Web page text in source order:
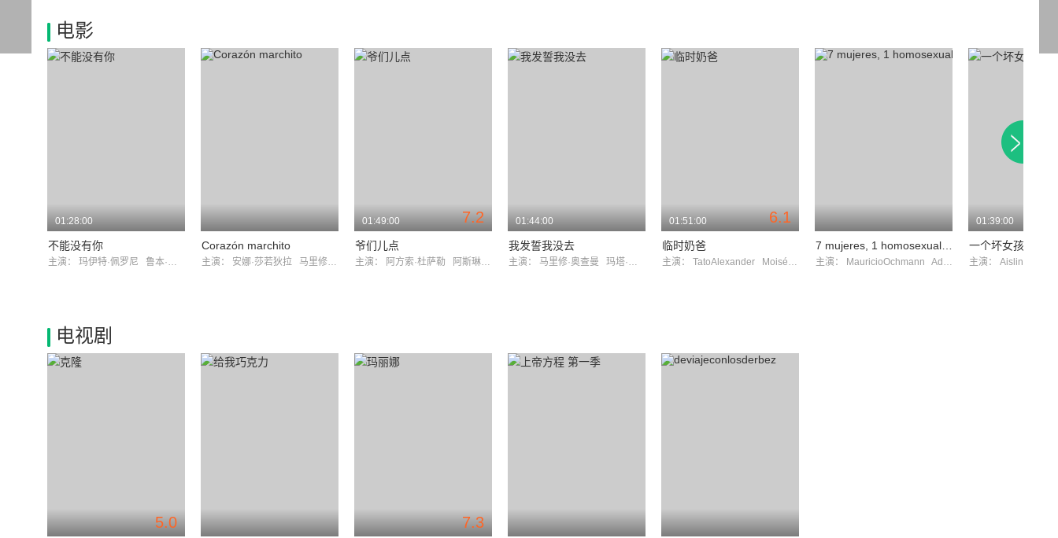
电影
01:28:00
不能没有你
主演： 玛伊特·佩罗尼 鲁本·奥查迪亚诺
Corazón marchito
主演： 安娜·莎若狄拉 马里修·奥查曼
7.2
01:49:00
爷们儿点
主演： 阿方索·杜萨勒 阿斯琳·德尔贝
01:44:00
我发誓我没去
主演： 马里修·奥查曼 玛塔·哈扎斯
6.1
01:51:00
临时奶爸
主演： TatoAlexander MoisésArizmendi 主演： MauricioOchmann AdrianaFonseca
01:39:00
一个坏女孩
主演：
电视剧
5.0 7.3